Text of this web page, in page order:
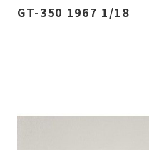
GT-350 1967 1/18